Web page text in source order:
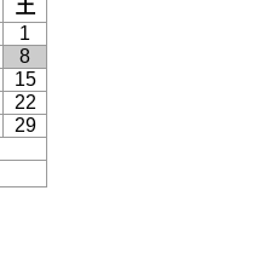
土
1
8
15
22
29